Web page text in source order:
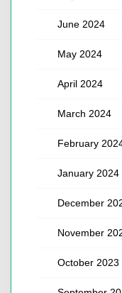
June 2024
May 2024
April 2024
March 2024
February
January 2024
December
November
October 2023